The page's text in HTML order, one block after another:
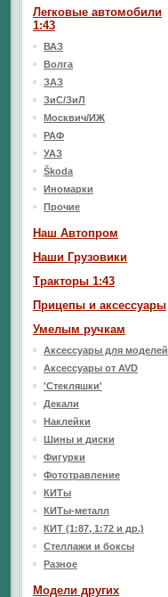
Легковые автомобили
1:43
ВАЗ
Волга
ЗАЗ
ЗиС/ЗиЛ
Москвич/ИЖ
РАФ
УАЗ
Škoda
Иномарки
Прочие
Наш Aвтопром
Наши Грузовики
Тракторы 1:43
Прицепы и аксессуары
Умелым ручкам
Аксессуары для моделей
Аксессуары от AVD
'Стекляшки'
Декали
Наклейки
Шины и диски
Фигурки
Фототравление
КИТы
КИТы-металл
КИТ (1:87, 1:72 и др.)
Стеллажи и боксы
Разное
Модели других